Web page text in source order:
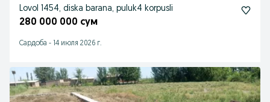
Lovol 1454, diska barana, puluk4 korpusli
280 000 000 сум
Сардоба - 14 июля 2026 г.